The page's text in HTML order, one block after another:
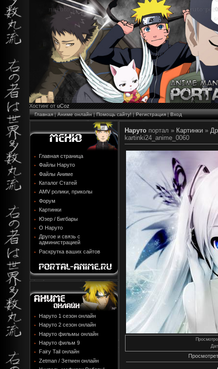
Хостинг от uCoz
Главная|Аниме онлайн|Помощь сайту!|Регистрация|Вход
Главная страница
Файлы Наруто
Файлы Аниме
Каталог Статей
AMV ролики, приколы
Форум
Картинки
Юзер / Бигбары
О Наруто
Другое и связь с
администрацией
Раскрутка ваших сайтов
Наруто 1 сезон онлайн
Наруто 2 сезон онлайн
Наруто фильмы онлайн
Наруто фильм 9
Fairy Tail онлайн
Zetman / Зетмен онлайн
Наруто портал » Картинки »
kartinki24_anime_0060